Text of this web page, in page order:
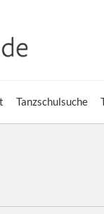
Tanzschulsuche